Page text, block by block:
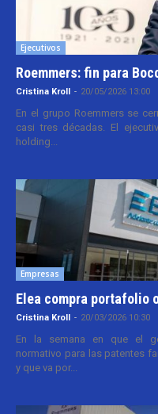
Ejecutivos
Roemmers: fin para
Cristina Kroll - 20/05/2026 13:00
En el grupo Roemmers se
casi tres décadas. El
holding...
Empresas
Elea compra portafolio
Cristina Kroll - 20/03/2026 10:30
En la semana en que el
normativo para las patentes
y que va por...